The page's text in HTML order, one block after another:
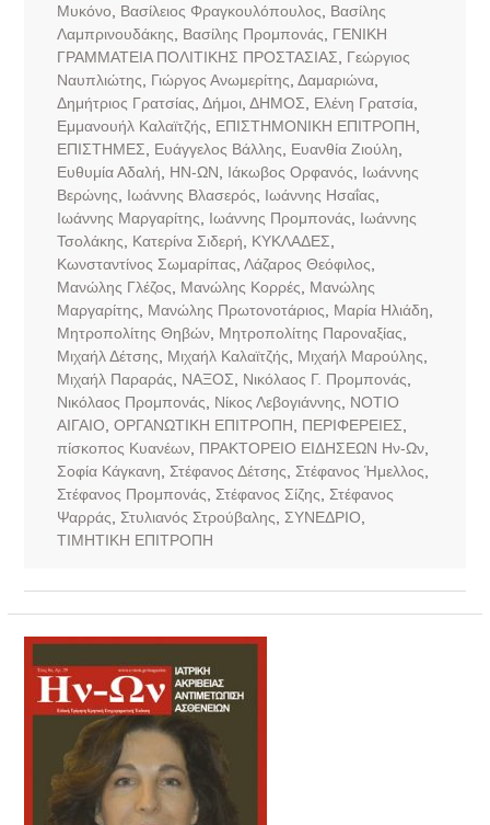
Μυκόνο
Βασίλειος Φραγκουλόπουλος
Βασίλης
Λαμπρινουδάκης
Βασίλης Προμπονάς
ΓΕΝΙΚΗ
ΓΡΑΜΜΑΤΕΙΑ ΠΟΛΙΤΙΚΗΣ ΠΡΟΣΤΑΣΙΑΣ
Γεώργιος
Ναυπλιώτης
Γιώργος Ανωμερίτης Δαμαριώνα,
Δημήτριος Γρατσίας Δήμοι, ΔΗΜΟΣ Ελένη Γρατσία,
Εμμανουήλ Καλαϊτζής
ΕΠΙΣΤHΜΟΝΙΚΗ ΕΠΙΤΡΟΠΗ
ΕΠΙΣΤΗΜΕΣ
Ευάγγελος Βάλλης Ευανθία Ζιούλη
Ευθυμία Αδαλή
ΗΝ-ΩΝ Ιάκωβος Ορφανός
Ιωάννης
Βερώνης
Ιωάννης Βλασερός Ιωάννης Ησαΐας
Ιωάννης Μαργαρίτης
Ιωάννης Προμπονάς
Ιωάννης
Τσολάκης
Κατερίνα Σιδερή ΚΥΚΛΑΔΕΣ
Κωνσταντίνος Σωμαρίπας Λάζαρος Θεόφιλος
Μανώλης Γλέζος
Μανώλης Κορρές
Μανώλης
Μαργαρίτης
Μανώλης Πρωτονοτάριος Μαρία Ηλιάδη
Μητροπολίτης Θηβών, Μητροπολίτης Παροναξίας
Μιχαήλ Δέτσης
Μιχαήλ Καλαϊτζής Μιχαήλ Μαρούλης
Μιχαήλ Παραράς
ΝΑΞΟΣ Νικόλαος Γ. Προμπονάς
Νικόλαος Προμπονάς
Νίκος Λεβογιάννης
ΝΟΤΙΟ
ΑΙΓΑΙΟ ΟΡΓΑΝΩΤΙΚΗ ΕΠΙΤΡΟΠΗ ΠΕΡΙΦΕΡΕΙΕΣ
πίσκοπος Κυανέων, ΠΡΑΚΤΟΡΕΙΟ ΕΙΔΗΣΕΩΝ Ην-Ων,
Σοφία Κάγκανη
Στέφανος Δέτσης Στέφανος Ήμελλος
Στέφανος Προμπονάς
Στέφανος Σίζης
Στέφανος
Ψαρράς
Στυλιανός Στρούβαλης ΣΥΝΕΔΡΙΟ
ΤΙΜΗΤΙΚΗ ΕΠΙΤΡΟΠΗ